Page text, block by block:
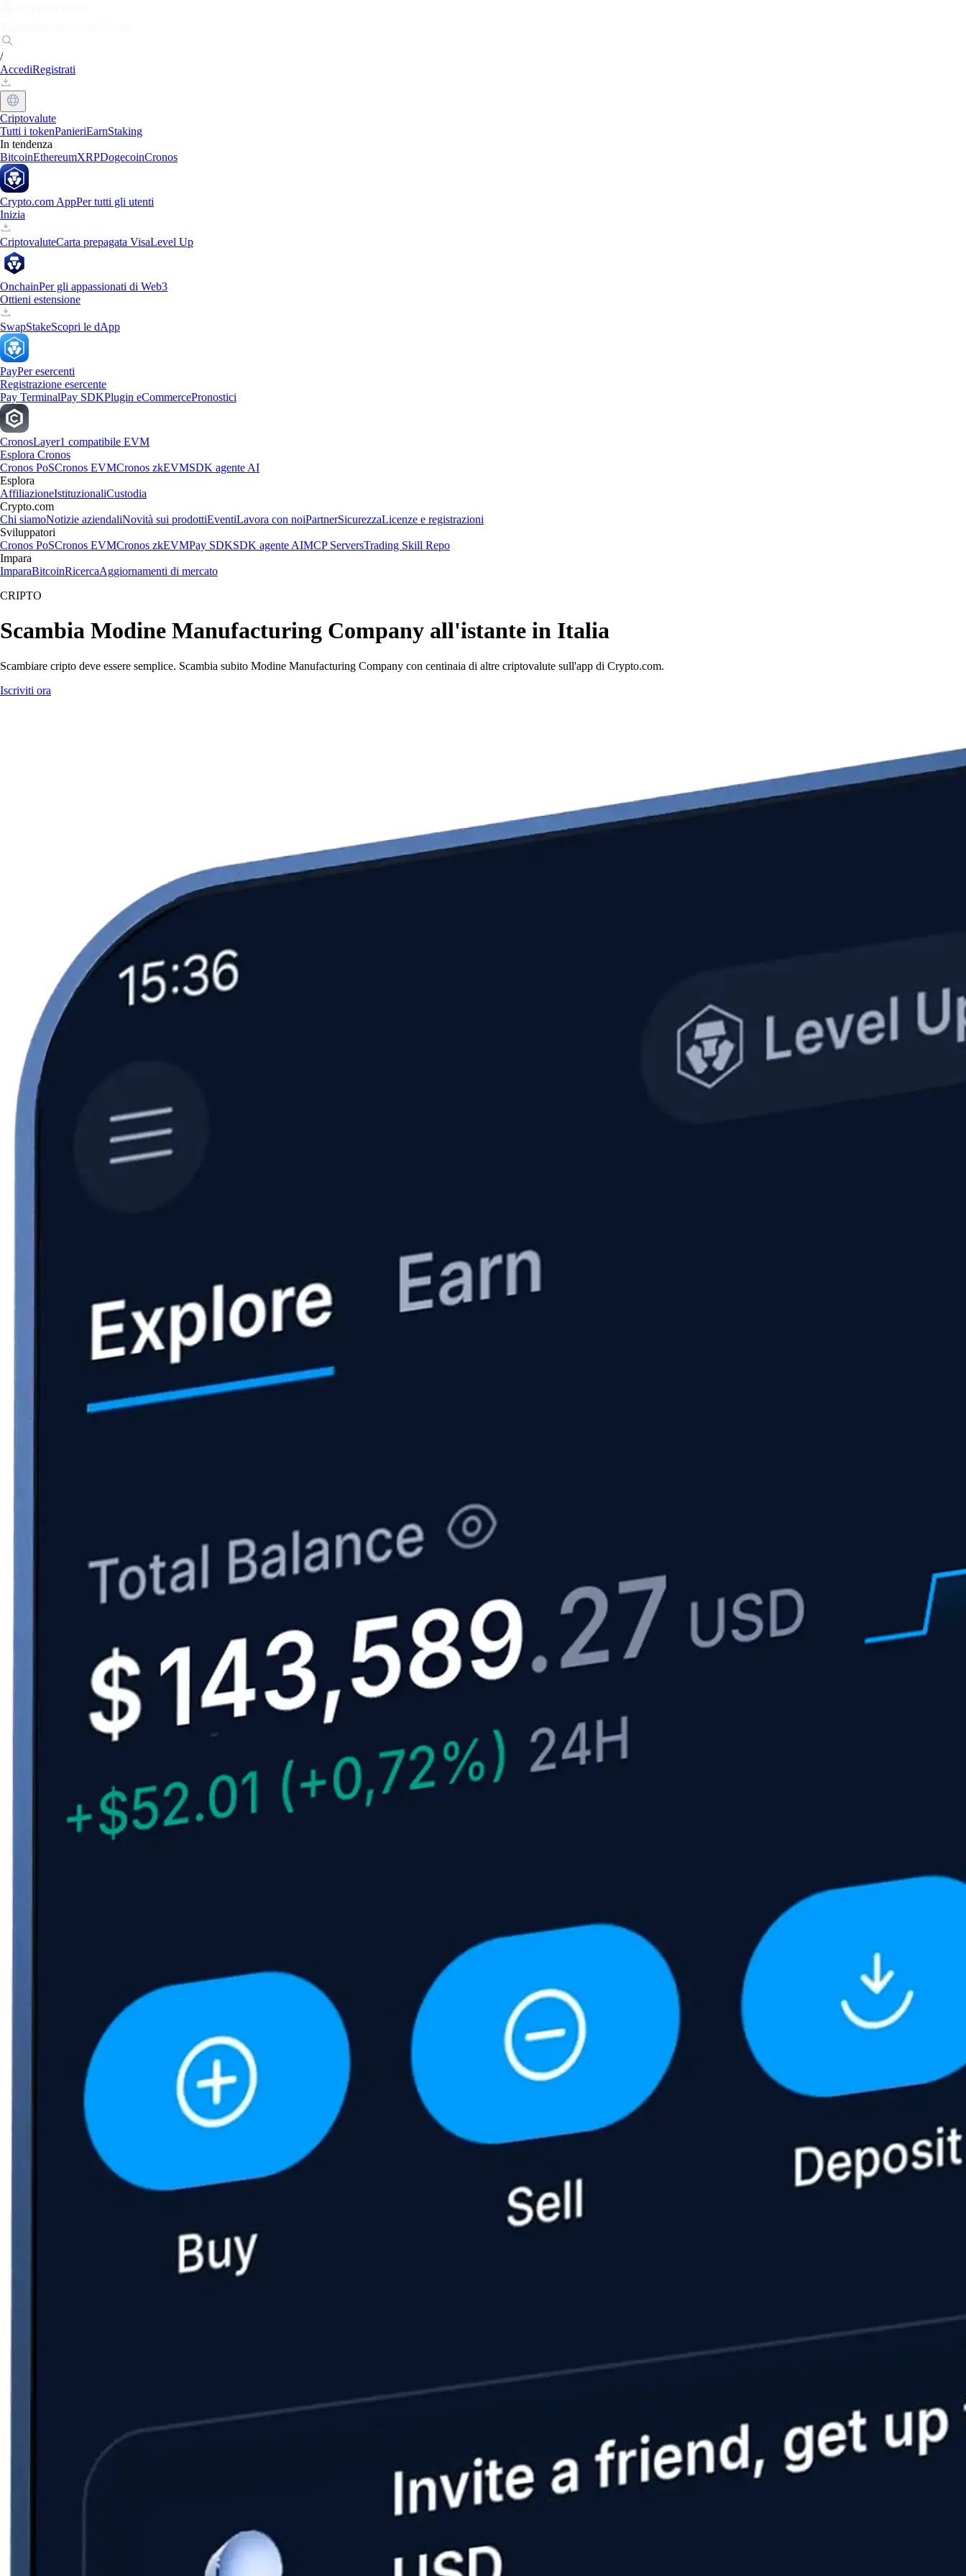
/
AccediRegistrati
Criptovalute
Tutti i tokenPanieriEarnStaking
In tendenza
BitcoinEthereumXRPDogecoinCronos
Crypto.com AppPer tutti gli utenti
Inizia
CriptovaluteCarta prepagata VisaLevel Up
OnchainPer gli appassionati di Web3
Ottieni estensione
SwapStakeScopri le dApp
PayPer esercenti
Registrazione esercente
Pay TerminalPay SDKPlugin eCommercePronostici
CronosLayer1 compatibile EVM
Esplora Cronos
Cronos PoSCronos EVMCronos zkEVMSDK agente AI
Esplora
AffiliazioneIstituzionaliCustodia
Crypto.com
Chi siamoNotizie aziendaliNovità sui prodottiEventiLavora con noiPartnerSicurezzaLicenze e registrazioni
Sviluppatori
Cronos PoSCronos EVMCronos zkEVMPay SDKSDK agente AIMCP ServersTrading Skill Repo
Impara
ImparaBitcoinRicercaAggiornamenti di mercato
CRIPTO
Scambia Modine Manufacturing Company all'istante in Italia
Scambiare cripto deve essere semplice. Scambia subito Modine Manufacturing Company con centinaia di altre criptovalute sull'app di Crypto.com.
Iscriviti ora